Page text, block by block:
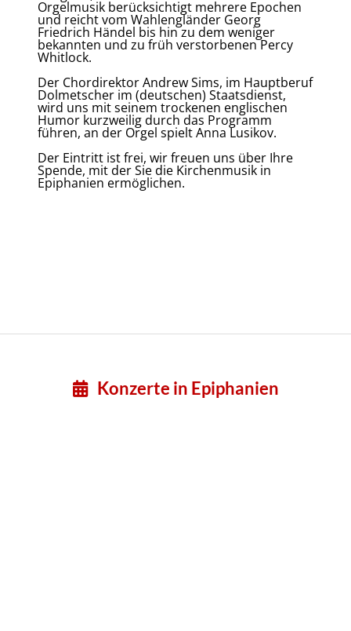
Orgelmusik berücksichtigt mehrere Epochen
und reicht vom Wahlengländer Georg
Friedrich Händel bis hin zu dem weniger
bekannten und zu früh verstorbenen Percy
Whitlock.
Der Chordirektor Andrew Sims, im Hauptberuf
Dolmetscher im (deutschen) Staatsdienst,
wird uns mit seinem trockenen englischen
Humor kurzweilig durch das Programm
führen, an der Orgel spielt Anna Lusikov.
Der Eintritt ist frei, wir freuen uns über Ihre
Spende, mit der Sie die Kirchenmusik in
Epiphanien ermöglichen.
Konzerte in Epiphanien